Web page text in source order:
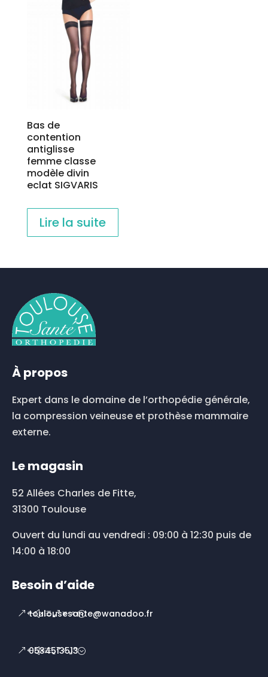
Bas de
contention
antiglisse
femme classe
modèle divin
eclat SIGVARIS
Lire la suite
À propos
Expert dans le domaine de l’orthopédie générale,
la compression veineuse et prothèse mammaire
externe.
Le magasin
52 Allées Charles de Fitte,
31300 Toulouse
Ouvert du lundi au vendredi : 09:00 à 12:30 puis de
14:00 à 18:00
Besoin d’aide
toulousesante@wanadoo.fr
0534513513